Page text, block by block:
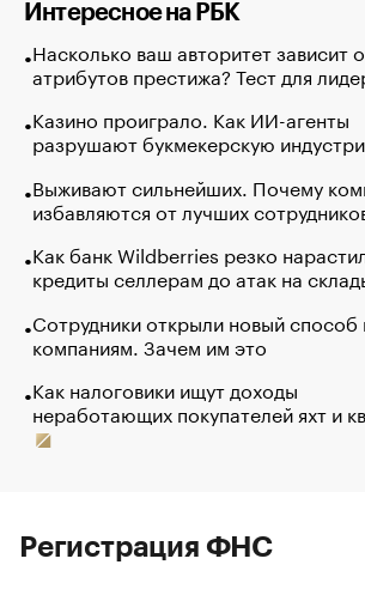
Интересное на РБК
Насколько ваш авторитет зависит
атрибутов престижа? Тест для
Казино проиграло. Как ИИ-агенты
разрушают букмекерскую
Выживают сильнейших. Почему
избавляются от лучших
Как банк Wildberries резко
кредиты селлерам до атак на
Сотрудники открыли новый способ
компаниям. Зачем им это
Как налоговики ищут доходы
неработающих покупателей яхт и
Регистрация ФНС